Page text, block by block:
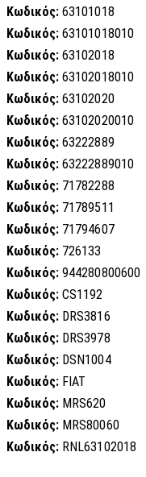
Κωδικός: 63101018
Κωδικός: 63101018010
Κωδικός: 63102018
Κωδικός: 63102018010
Κωδικός: 63102020
Κωδικός: 63102020010
Κωδικός: 63222889
Κωδικός: 63222889010
Κωδικός: 71782288
Κωδικός: 71789511
Κωδικός: 71794607
Κωδικός: 726133
Κωδικός: 944280800600
Κωδικός: CS1192
Κωδικός: DRS3816
Κωδικός: DRS3978
Κωδικός: DSN1004
Κωδικός: FIAT
Κωδικός: MRS620
Κωδικός: MRS80060
Κωδικός: RNL63102018